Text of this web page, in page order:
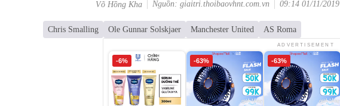
Võ Hồng Kha Nguồn: giaitri.thoibaovhnt.com.vn 09:14 01/11/2019
Chris Smalling Ole Gunnar Solskjaer Manchester United AS Roma
ADVERTISEMENT
-6% -63% -63%